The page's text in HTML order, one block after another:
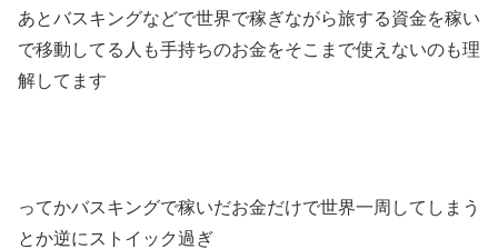
あとバスキングなどで世界で稼ぎながら旅する資金を稼い
で移動してる人も手持ちのお金をそこまで使えないのも理
解してます
ってかバスキングで稼いだお金だけで世界一周してしまう
とか逆にストイック過ぎ